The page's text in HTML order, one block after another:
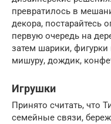
превратилось в
декора, постарайтесь
первую очередь на
затем шарики,
мишуру, дождик,
Игрушки
Принято считать, что
семейные связи,